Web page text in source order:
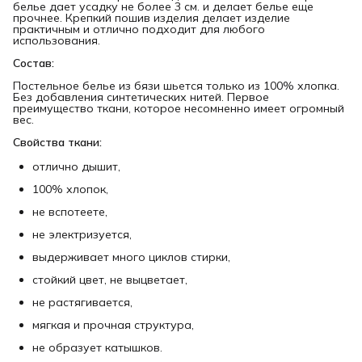
белье дает усадку не более 3 см. и делает белье еще
прочнее. Крепкий пошив изделия делает изделие
практичным и отлично подходит для любого
использования.
Состав:
Постельное белье из бязи шьется только из 100% хлопка.
Без добавления синтетических нитей. Первое
преимущество ткани, которое несомненно имеет огромный
вес.
Свойства ткани:
отлично дышит,
100% хлопок,
не вспотеете,
не электризуется,
выдерживает много циклов стирки,
стойкий цвет, не выцветает,
не растягивается,
мягкая и прочная структура,
не образует катышков.